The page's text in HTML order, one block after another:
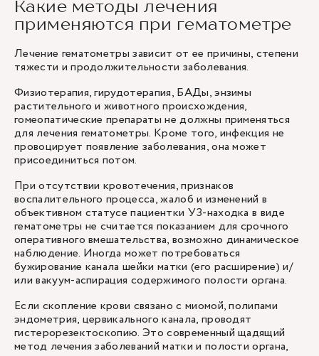
Какие методы лечения
применяются при гематометре
Лечение гематометры зависит от ее причины, степени
тяжести и продолжительности заболевания.
Физиотерапия, гирудотерапия, БАДы, энзимы
растительного и животного происхождения,
гомеопатические препараты не должны применяться
для лечения гематометры. Кроме того, инфекция не
провоцирует появление заболевания, она может
присоединиться потом.
При отсутствии кровотечения, признаков
воспалительного процесса, жалоб и изменений в
объективном статусе пациентки УЗ-находка в виде
гематометры не считается показанием для срочного
оперативного вмешательства, возможно динамическое
наблюдение. Иногда может потребоваться
бужирование канала шейки матки (его расширение) и/
или вакуум-аспирация содержимого полости органа.
Если скопление крови связано с миомой, полипами
эндометрия, цервикального канала, проводят
гистерорезектоскопию. Это современный щадящий
метод лечения заболеваний матки и полости органа,